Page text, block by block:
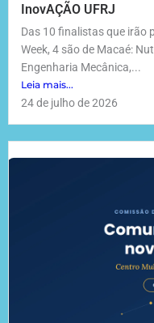
InovAÇÃO UFRJ
Das 10 finalistas que irão
Week, 4 são de Macaé:
Engenharia Mecânica,...
Leia mais...
24 de julho de 2026